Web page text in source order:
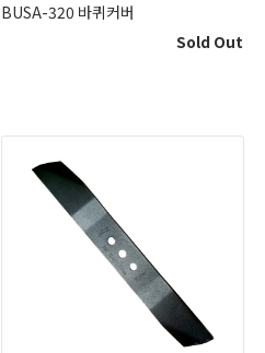
BUSA-320 바퀴커버
Sold Out